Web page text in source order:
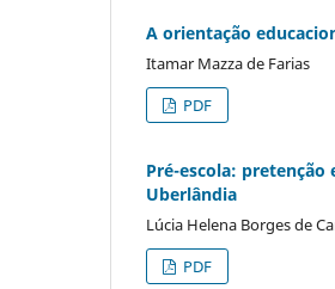
A orientação
Itamar Mazza de Farias
PDF
Pré-escola: pretenção
Uberlândia
Lúcia Helena Borges de
PDF